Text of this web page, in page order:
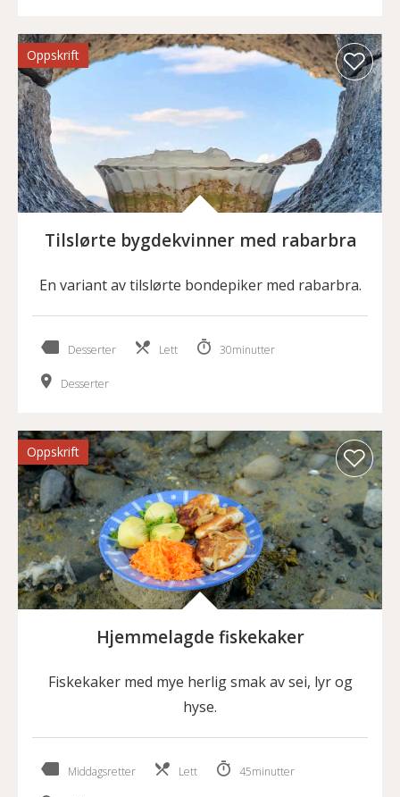
Oppskrift
Tilslørte bygdekvinner med rabarbra
En variant av tilslørte bondepiker med rabarbra.
Desserter Lett 30minutter
Desserter
Oppskrift
Hjemmelagde fiskekaker
Fiskekaker med mye herlig smak av sei, lyr og
hyse.
Middagsretter Lett 45minutter